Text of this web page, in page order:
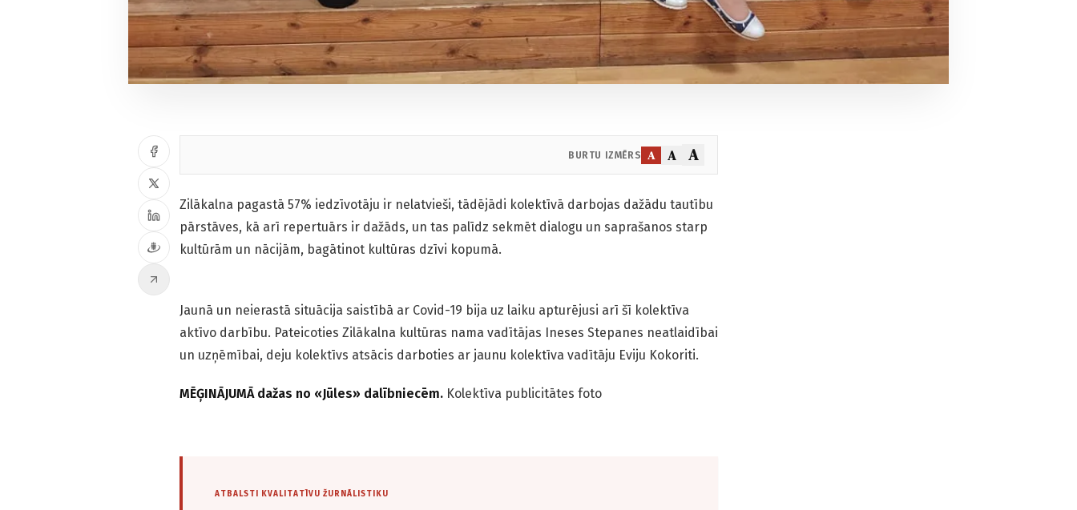
BURTU IZMĒRS A A A
Zilākalna pagastā 57% iedzīvotāju ir nelatvieši, tādējādi kolektīvā darbojas dažādu tautību
pārstāves, kā arī repertuārs ir dažāds, un tas palīdz sekmēt dialogu un saprašanos starp
kultūrām un nācijām, bagātinot kultūras dzīvi kopumā.
Jaunā un neierastā situācija saistībā ar Covid-19 bija uz laiku apturējusi arī šī kolektīva
aktīvo darbību. Pateicoties Zilākalna kultūras nama vadītājas Ineses Stepanes neatlaidībai
un uzņēmībai, deju kolektīvs atsācis darboties ar jaunu kolektīva vadītāju Eviju Kokoriti.
MĒĢINĀJUMĀ dažas no «Jūles» dalībniecēm. Kolektīva publicitātes foto
ATBALSTI KVALITATĪVU ŽURNĀLISTIKU